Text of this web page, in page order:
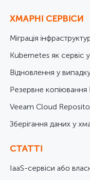
ХМАРНІ СЕРВІСИ
Міграція
Kubernetes як сервіс
Відновлення у
Резервне копіювання
Veeam Cloud
Зберігання даних у
СТАТТІ
IaaS-сервіси або